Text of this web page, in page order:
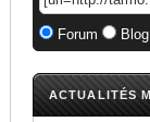
Forum
ACTUALITÉS